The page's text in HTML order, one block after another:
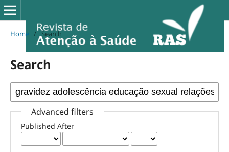
Home / Search
Search
Advanced filters
Published After